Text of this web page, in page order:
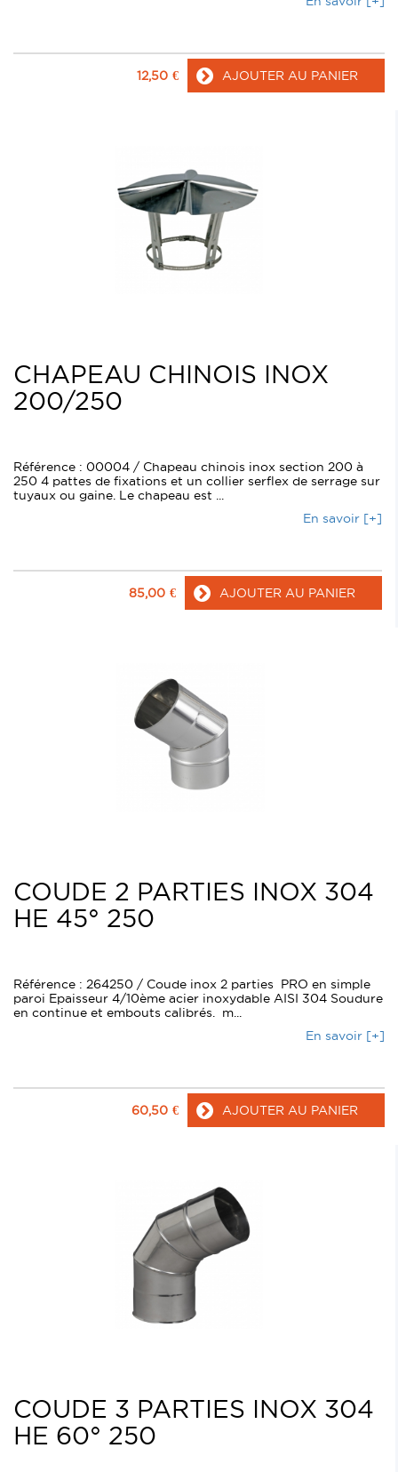
12,50 € AJOUTER AU PANIER
CHAPEAU CHINOIS INOX
200/250
Référence : 00004 / Chapeau chinois inox section 200 à
250 4 pattes de fixations et un collier serflex de serrage sur
tuyaux ou gaine. Le chapeau est ...
En savoir [+]
85,00 € AJOUTER AU PANIER
COUDE 2 PARTIES INOX 304
HE 45° 250
Référence : 264250 / Coude inox 2 parties PRO en simple
paroi Epaisseur 4/10ème acier inoxydable AISI 304 Soudure
en continue et embouts calibrés. m...
En savoir [+]
60,50 € AJOUTER AU PANIER
COUDE 3 PARTIES INOX 304
HE 60° 250